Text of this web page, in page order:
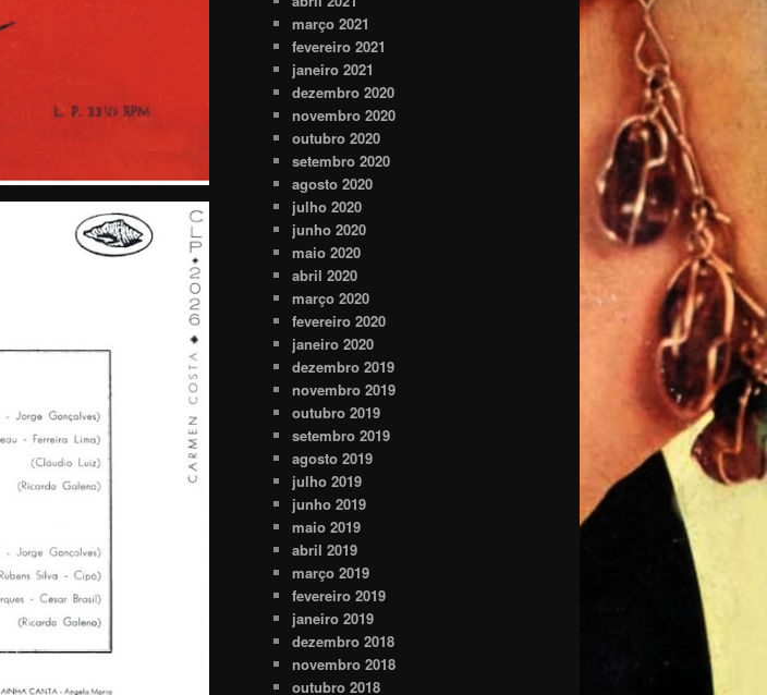
março 2021
fevereiro 2021
janeiro 2021
dezembro 2020
novembro 2020
outubro 2020
setembro 2020
agosto 2020
julho 2020
junho 2020
maio 2020
abril 2020
março 2020
fevereiro 2020
janeiro 2020
dezembro 2019
novembro 2019
outubro 2019
setembro 2019
agosto 2019
julho 2019
junho 2019
maio 2019
abril 2019
março 2019
fevereiro 2019
janeiro 2019
dezembro 2018
novembro 2018
outubro 2018